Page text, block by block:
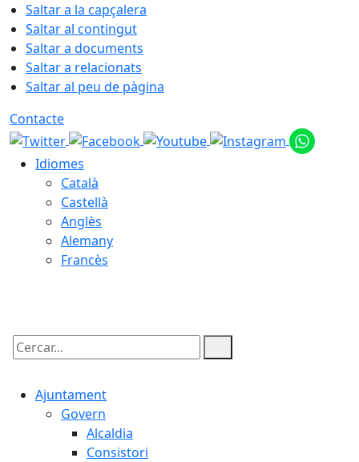
Saltar a la capçalera
Saltar al contingut
Saltar a documents
Saltar a relacionats
Saltar al peu de pàgina
Contacte
Idiomes
Català
Castellà
Anglès
Alemany
Francès
Cercar:
Ajuntament
Govern
Alcaldia
Consistori